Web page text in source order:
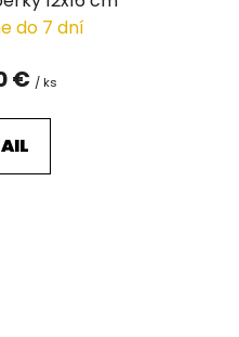
do 7 dní
€ / ks